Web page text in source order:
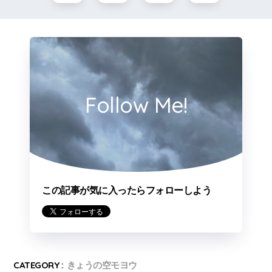
Follow Me!
この記事が気に入ったらフォローしよう
CATEGORY : きょうの空モヨウ